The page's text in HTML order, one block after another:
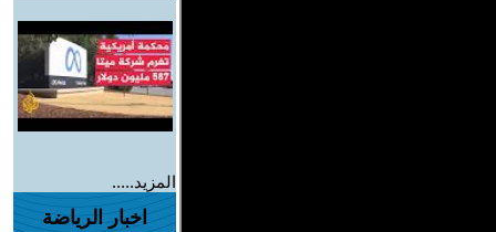
المزيد.....
اخبار الرياضة